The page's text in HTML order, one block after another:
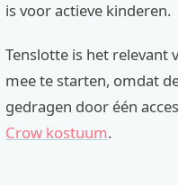
is voor actieve kinderen.
Tenslotte is het relevant
mee te starten, omdat
gedragen door één
Crow kostuum.